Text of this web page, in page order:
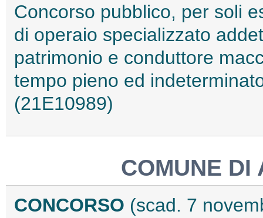
Concorso pubblico, per soli
di operaio specializzato
patrimonio e conduttore
tempo pieno ed
(21E10989)
COMUNE DI
CONCORSO (scad. 7